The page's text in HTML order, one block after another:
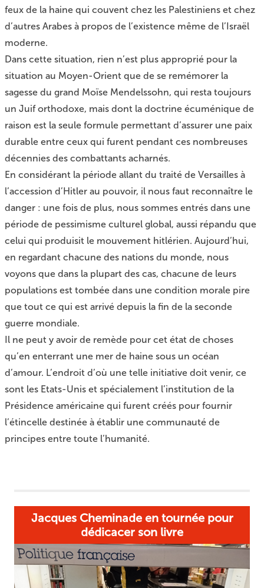
feux de la haine qui couvent chez les Palestiniens et chez
d’autres Arabes à propos de l’existence même de l’Israël
moderne.
Dans cette situation, rien n’est plus approprié pour la
situation au Moyen-Orient que de se remémorer la
sagesse du grand Moïse Mendelssohn, qui resta toujours
un Juif orthodoxe, mais dont la doctrine écuménique de
raison est la seule formule permettant d’assurer une paix
durable entre ceux qui furent pendant ces nombreuses
décennies des combattants acharnés.
En considérant la période allant du traité de Versailles à
l’accession d’Hitler au pouvoir, il nous faut reconnaître le
danger : une fois de plus, nous sommes entrés dans une
période de pessimisme culturel global, aussi répandu que
celui qui produisit le mouvement hitlérien. Aujourd’hui,
en regardant chacune des nations du monde, nous
voyons que dans la plupart des cas, chacune de leurs
populations est tombée dans une condition morale pire
que tout ce qui est arrivé depuis la fin de la seconde
guerre mondiale.
Il ne peut y avoir de remède pour cet état de choses
qu’en enterrant une mer de haine sous un océan
d’amour. L’endroit d’où une telle initiative doit venir, ce
sont les Etats-Unis et spécialement l’institution de la
Présidence américaine qui furent créés pour fournir
l’étincelle destinée à établir une communauté de
principes entre toute l’humanité.
Jacques Cheminade en tournée pour
dédicacer son livre